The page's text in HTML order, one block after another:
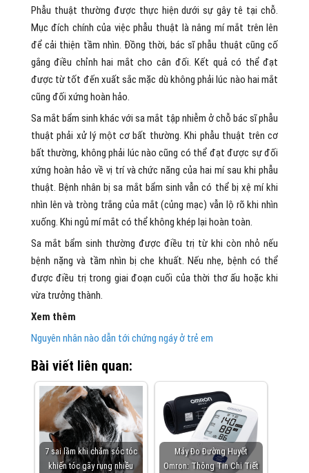
Phẫu thuật thường được thực hiện dưới sự gây tê tại chỗ.
Mục đích chính của việc phẫu thuật là nâng mí mắt trên lên
để cải thiện tầm nhìn. Đồng thời, bác sĩ phẫu thuật cũng cố
gắng điều chỉnh hai mắt cho cân đối. Kết quả có thể đạt
được từ tốt đến xuất sắc mặc dù không phải lúc nào hai mắt
cũng đối xứng hoàn hảo.
Sa mắt bẩm sinh khác với sa mắt tập nhiễm ở chỗ bác sĩ phẫu
thuật phải xử lý một cơ bất thường. Khi phẫu thuật trên cơ
bất thường, không phải lúc nào cũng có thể đạt được sự đối
xứng hoàn hảo về vị trí và chức năng của hai mí sau khi phẫu
thuật. Bệnh nhân bị sa mắt bẩm sinh vẫn có thể bị xệ mí khi
nhìn lên và tròng trắng của mắt (củng mạc) vẫn lộ rõ khi nhìn
xuống. Khi ngủ mí mắt có thể không khép lại hoàn toàn.
Sa mắt bẩm sinh thường được điều trị từ khi còn nhỏ nếu
bệnh nặng và tầm nhìn bị che khuất. Nếu nhẹ, bệnh có thể
được điều trị trong giai đoạn cuối của thời thơ ấu hoặc khi
vừa trưởng thành.
Xem thêm
Nguyên nhân nào dẫn tới chứng ngáy ở trẻ em
Bài viết liên quan:
7 sai lầm khi chăm sóc tóc
khiến tóc gãy rụng nhiều
Máy Đo Đường Huyết
Omron: Thông Tin Chi Tiết